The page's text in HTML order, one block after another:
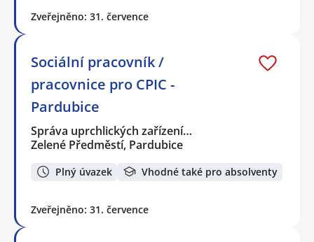
Zveřejněno: 31. července
Sociální pracovník /
pracovnice pro CPIC -
Pardubice
Správa uprchlických zařízení…
Zelené Předměstí, Pardubice
Plný úvazek Vhodné také pro absolventy
Zveřejněno: 31. července